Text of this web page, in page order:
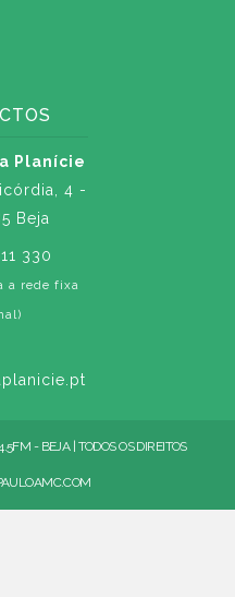
Planície
4 -
Beja
330
a rede fixa
- BEJA | TODOS OS DIREITOS